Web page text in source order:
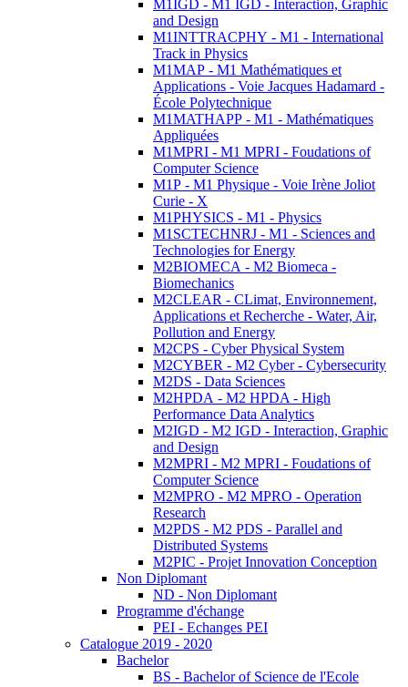
M1IGD - M1 IGD - Interaction, Graphic
and Design
M1INTTRACPHY - M1 - International
Track in Physics
M1MAP - M1 Mathématiques et
Applications - Voie Jacques Hadamard -
École Polytechnique
M1MATHAPP - M1 - Mathématiques
Appliquées
M1MPRI - M1 MPRI - Foudations of
Computer Science
M1P - M1 Physique - Voie Irène Joliot
Curie - X
M1PHYSICS - M1 - Physics
M1SCTECHNRJ - M1 - Sciences and
Technologies for Energy
M2BIOMECA - M2 Biomeca -
Biomechanics
M2CLEAR - CLimat, Environnement,
Applications et Recherche - Water, Air,
Pollution and Energy
M2CPS - Cyber Physical System
M2CYBER - M2 Cyber - Cybersecurity
M2DS - Data Sciences
M2HPDA - M2 HPDA - High
Performance Data Analytics
M2IGD - M2 IGD - Interaction, Graphic
and Design
M2MPRI - M2 MPRI - Foudations of
Computer Science
M2MPRO - M2 MPRO - Operation
Research
M2PDS - M2 PDS - Parallel and
Distributed Systems
M2PIC - Projet Innovation Conception
Non Diplomant
ND - Non Diplomant
Programme d'échange
PEI - Echanges PEI
Catalogue 2019 - 2020
Bachelor
BS - Bachelor of Science de l'Ecole